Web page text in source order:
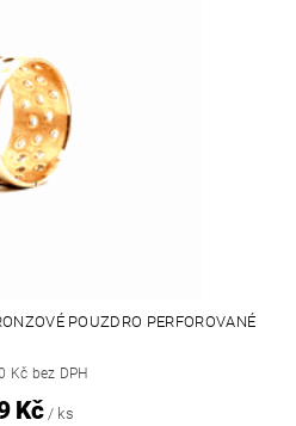
POUZDRO PERFOROVANÉ
Kč bez DPH
Kč / ks